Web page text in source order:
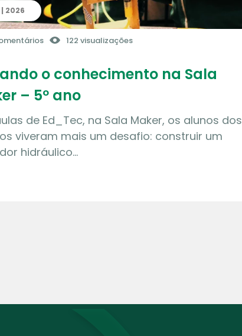
2026
122 visualizações
o conhecimento na Sala
– 5º ano
de Ed_Tec, na Sala Maker, os alunos dos
viveram mais um desafio: construir um
hidráulico…